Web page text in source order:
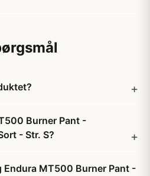
Burner Pant -
- Str. S?
MT500 Burner Pant -